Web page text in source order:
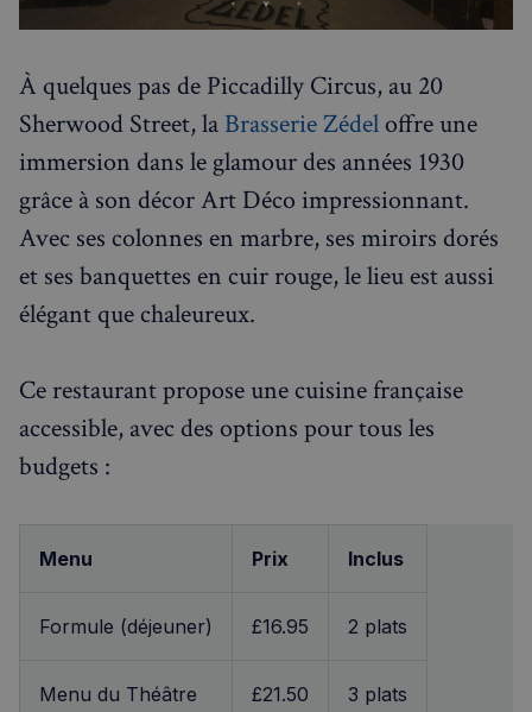
À quelques pas de Piccadilly Circus, au 20
Sherwood Street, la Brasserie Zédel offre une
immersion dans le glamour des années 1930
grâce à son décor Art Déco impressionnant.
Avec ses colonnes en marbre, ses miroirs dorés
et ses banquettes en cuir rouge, le lieu est aussi
élégant que chaleureux.
Ce restaurant propose une cuisine française
accessible, avec des options pour tous les
budgets :
Menu Prix Inclus
Formule (déjeuner) £16.95 2 plats
Menu du Théâtre £21.50 3 plats